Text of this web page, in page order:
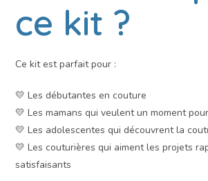
ce kit ?
Ce kit est parfait pour :
💛 Les débutantes en couture
💛 Les mamans qui veulent un moment
💛 Les adolescentes qui découvrent la
💛 Les couturières qui aiment les projets
satisfaisants